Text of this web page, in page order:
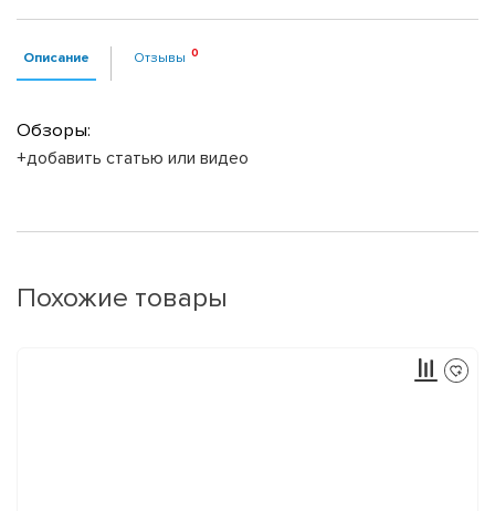
Описание Отзывы
Обзоры:
+добавить статью или видео
Похожие товары